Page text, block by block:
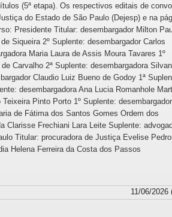
(5ª etapa). Os respectivos editais de
do Estado de São Paulo (Dejesp) e na
Presidente Titular: desembargador Milton
Siqueira 2º Suplente: desembargador Carlos
Maria Laura de Assis Moura Tavares 1º
Carvalho 2ª Suplente: desembargadora
Claudio Luiz Bueno de Godoy 1ª
desembargadora Ana Lucia Romanhole
Pinto Porto 1º Suplente: desembargador
de Fátima dos Santos Gomes Ordem dos
Clarisse Frechiani Lara Leite Suplente:
Titular: procuradora de Justiça Evelise
Helena Ferreira da Costa dos Passos
11/06/2026